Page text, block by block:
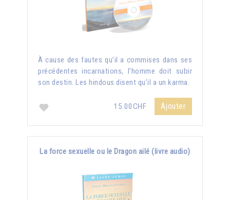
À cause des fautes qu’il a commises dans ses
précédentes incarnations, l’homme doit subir
son destin. Les hindous disent qu’il a un karma.
15.00CHF Ajouter
La force sexuelle ou le Dragon ailé (livre audio)